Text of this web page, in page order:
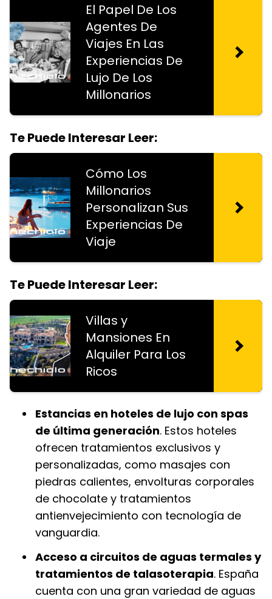
El Papel De Los
Agentes De
Viajes En Las
Experiencias De
Lujo De Los
Millonarios
Te Puede Interesar Leer:
Cómo Los
Millonarios
Personalizan Sus
Experiencias De
Viaje
Te Puede Interesar Leer:
Villas y
Mansiones En
Alquiler Para Los
Ricos
Estancias en hoteles de lujo con spas
de última generación. Estos hoteles
ofrecen tratamientos exclusivos y
personalizadas, como masajes con
piedras calientes, envolturas corporales
de chocolate y tratamientos
antienvejecimiento con tecnología de
vanguardia.
Acceso a circuitos de aguas termales y
tratamientos de talasoterapia. España
cuenta con una gran variedad de aguas